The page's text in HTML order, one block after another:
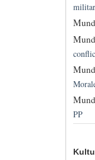
PP